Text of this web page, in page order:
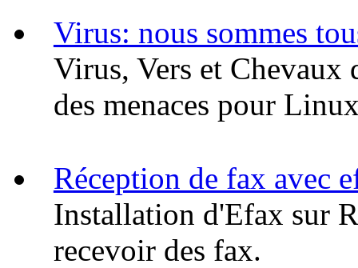
Virus: nous sommes
Virus, Vers et Chevaux
des menaces pour
Réception de fax avec
Installation d'Efax sur
recevoir des fax.